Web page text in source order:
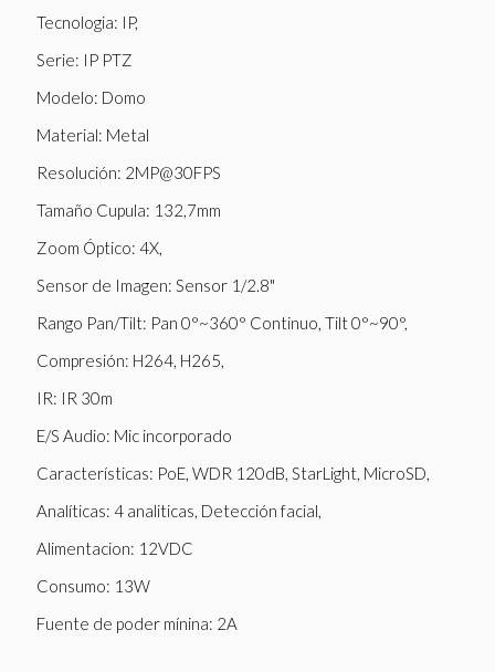
Tecnologia: IP,
Serie: IP PTZ
Modelo: Domo
Material: Metal
Resolución: 2MP@30FPS
Tamaño Cupula: 132,7mm
Zoom Óptico: 4X,
Sensor de Imagen: Sensor 1/2.8"
Rango Pan/Tilt: Pan 0°~360° Continuo, Tilt 0°~90°,
Compresión: H264, H265,
IR: IR 30m
E/S Audio: Mic incorporado
Características: PoE, WDR 120dB, StarLight, MicroSD,
Analíticas: 4 analiticas, Detección facial,
Alimentacion: 12VDC
Consumo: 13W
Fuente de poder mínina: 2A